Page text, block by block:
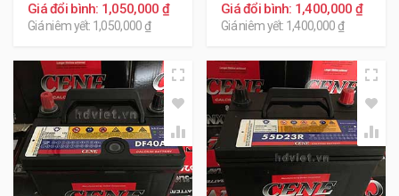
Giá đổi bình: 1,050,000 ₫
Giá niêm yết: 1,050,000 ₫
Giá đổi bình: 1,400,000 ₫
Giá niêm yết: 1,400,000 ₫